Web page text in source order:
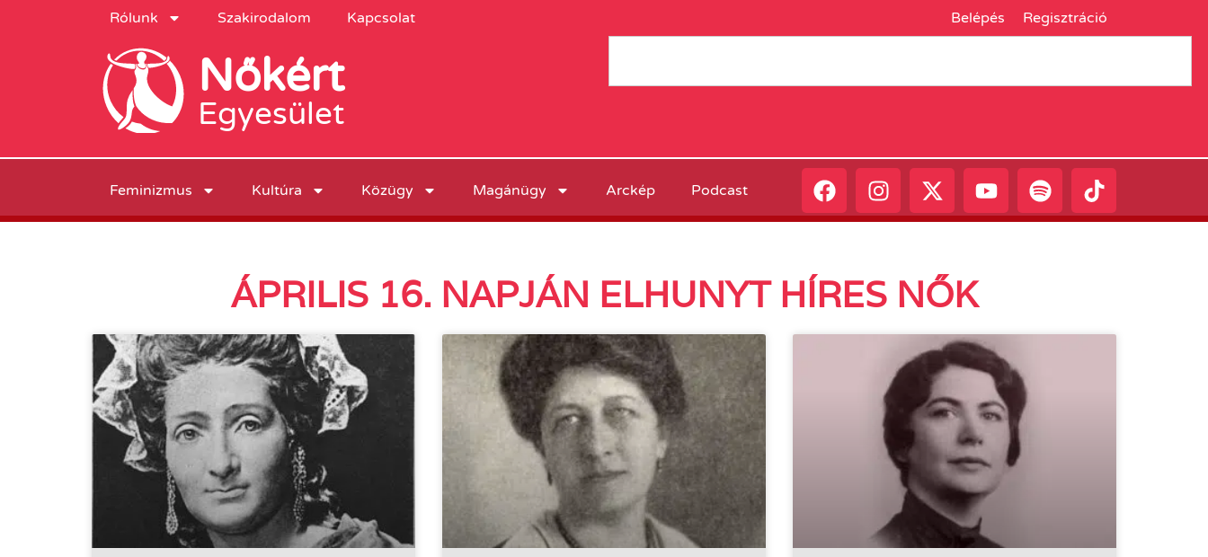
Rólunk Szakirodalom Kapcsolat Belépés Regisztráció
Nőkért
Egyesület
Feminizmus Kultúra Közügy Magánügy Arckép Podcast
ÁPRILIS 16. NAPJÁN ELHUNYT HÍRES NŐK